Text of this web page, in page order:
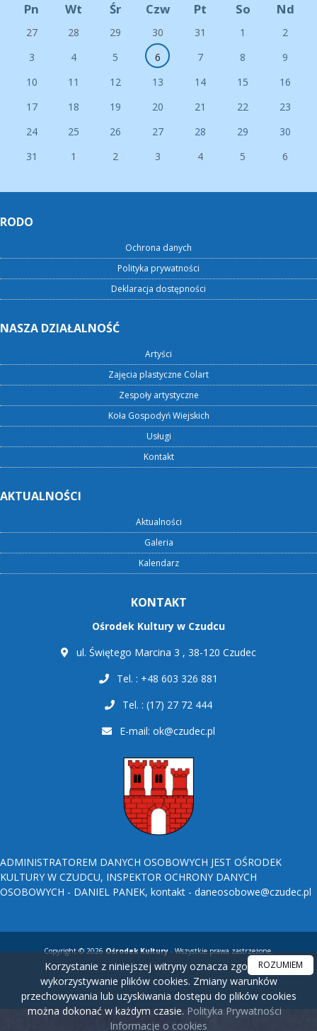
Pn Wt Śr Czw Pt So Nd
27 28 29 30 31 1
2
3
4 5 6 7 8
9
10
11 12 13 14 15
16
17
18 19 20 21 22
23
24
25 26 27 28 29
30
31
1 2 3 4 5 6
RODO
Ochrona danych
Polityka prywatności
Deklaracja dostępności
NASZA DZIAŁALNOŚĆ
Artyści
Zajęcia plastyczne Colart
Zespoły artystyczne
Koła Gospodyń Wiejskich
Usługi
Kontakt
AKTUALNOŚCI
Aktualności
Galeria
Kalendarz
KONTAKT
Ośrodek Kultury w Czudcu
ul. Świętego Marcina 3 , 38-120 Czudec
Tel. : +48 603 326 881
Tel. : (17) 27 72 444
E-mail: ok@czudec.pl
ADMINISTRATOREM DANYCH OSOBOWYCH JEST OŚRODEK
KULTURY W CZUDCU, INSPEKTOR OCHRONY DANYCH
OSOBOWYCH - DANIEL PANEK, kontakt - daneosobowe@czudec.pl
Copyright © 2026Ośrodek Kultury- Wszystkie prawa zastrzeżone.
Korzystanie z niniejszej witryny oznacza zgodę na
wykorzystywanie plików cookies. Zmiany warunków
przechowywania lub uzyskiwania dostępu do plików cookies
można dokonać w każdym czasie. Polityka Prywatności
Informacje o cookies
ROZUMIEM